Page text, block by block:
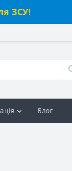
ЗСУ!
Блог